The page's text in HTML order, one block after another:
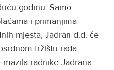
godinu. Samo
i primanjima
mjesta, Jadran d.d. će
tržištu rada.
radnike Jadrana.